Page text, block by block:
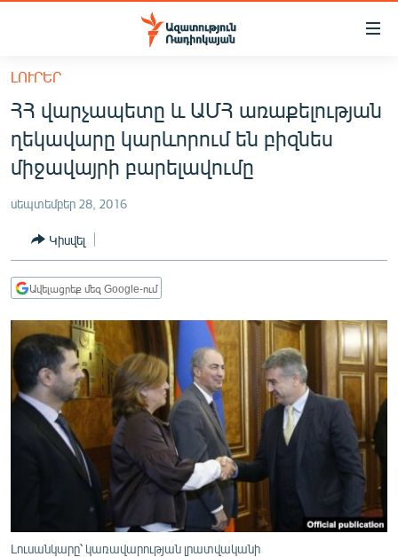
Մատչելիության
հիմնական
բովանդակությանը
Անցնել
հիմնական
մենյուին
ՀԱՅԱՍՏԱՆ
ՔԱՂԱՔԱԿԱՆ
ՀԱՍԱՐԱԿՈՒԹՅՈՒՆ
ՏՆՏԵՍՈՒԹՅՈՒՆ
ՂԱՐԱԲԱՂ
ՊԱՏԵՐԱԶՄԻ 6 ՇԱԲԱԹՆԵՐԸ
ՏԱՐԱԾԱՇՐՋԱՆ
ՄԻՋԱԶԳԱՅԻՆ
ՄՇԱԿՈՒՅԹ
ՄԵԿՆԱԲԱՆՈՒԹՅՈՒՆ
ՏՏ ԵՒ ԻՆՏԵՐՆԵՏ
ԼՈՒՐԵՐ
ՀՀ վարչապետը և ԱՄՀ առաքելության
ղեկավարը կարևորում են բիզնես
միջավայրի բարելավումը
սեպտեմբեր 28, 2016
Կիսվել
Ավելացրեք մեզ Google-ում
Լուսանկարը՝ կառավարության լրատվականի